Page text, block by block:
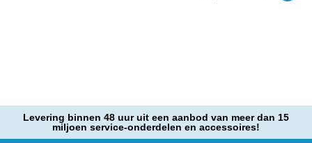
Levering binnen 48 uur uit een aanbod van meer dan 15
miljoen service-onderdelen en accessoires!